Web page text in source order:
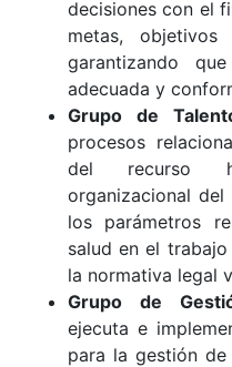
decisiones con el
metas,
garantizando
adecuada y
Grupo de
procesos
del recurso
organizacional
los parámetros
salud en el
la normativa legal
Grupo de
ejecuta e
para la gestión